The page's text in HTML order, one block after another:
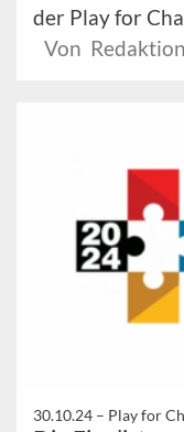
der Play for
Von Redaktion
30.10.24 – Play for